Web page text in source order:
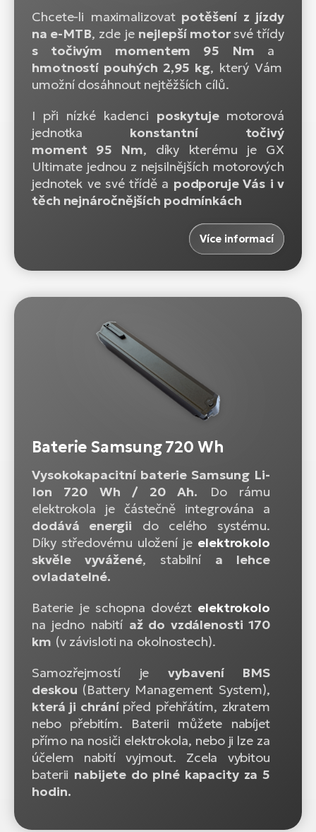
Chcete-li maximalizovatpotěšení z jízdy
na e-MTB, zde je nejlepší motorsvé třídy
s točivým momentem 95 Nm a
hmotností pouhých 2,95 kg, který Vám
umožní dosáhnout nejtěžších cílů.
I při nízké kadenci poskytuje motorová
jednotka konstantní točivý
moment 95 Nm, díky kterému je GX
Ultimate jednou z nejsilnějších motorových
jednotek ve své třídě a podporuje Vás i v
těch nejnáročnějších podmínkách
Více informací
Baterie Samsung 720 Wh
Vysokokapacitní baterie Samsung Li-
Ion 720 Wh / 20 Ah. Do rámu
elektrokola je částečně integrována a
dodává energii do celého systému.
Díky středovému uložení je elektrokolo
skvěle vyvážené, stabilní a lehce
ovladatelné.
Baterie je schopna dovézt elektrokolo
na jedno nabití až do vzdálenosti 170
km (v závisloti na okolnostech).
Samozřejmostí jevybavení BMS
deskou (Battery Management System),
která ji chrání před přehřátím, zkratem
nebo přebitím. Baterii můžete nabíjet
přímo na nosiči elektrokola, nebo ji lze za
účelem nabití vyjmout. Zcela vybitou
baterii nabijete do plné kapacity za 5
hodin.